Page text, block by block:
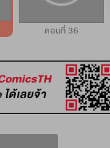
ตอนที่ 36